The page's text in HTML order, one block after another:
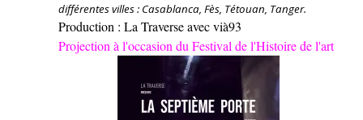
différentes villes : Casablanca, Fès, Tétouan, Tanger.
Production : La Traverse avec vià93
Projection à l'occasion du Festival de l'Histoire de l'art